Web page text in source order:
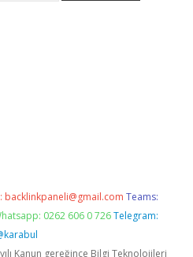
backlinkpaneli@gmail.com Teams:
0262 606 0 726 Telegram:
Kanun gereğince Bilgi Teknolojileri